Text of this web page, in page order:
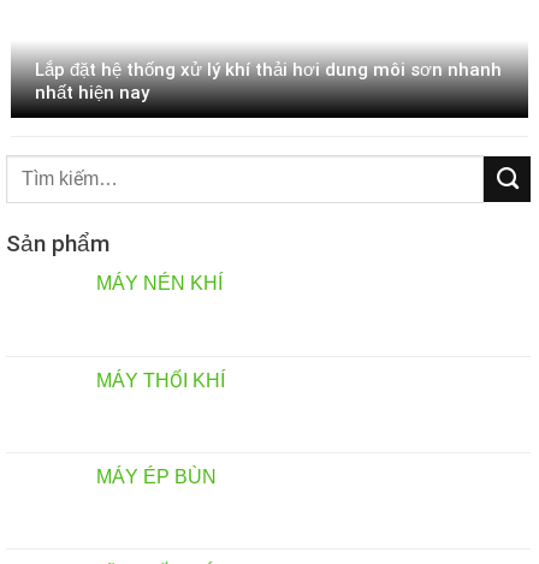
Lắp đặt hệ thống xử lý khí thải hơi dung môi sơn nhanh
nhất hiện nay
Tìm
Sản phẩm
MÁY NÉN KHÍ
MÁY THỔI KHÍ
MÁY ÉP BÙN